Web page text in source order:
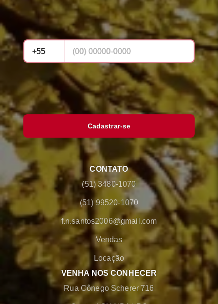
Cadastrar-se
CONTATO
(51) 3480-1070
(51) 99520-1070
f.n.santos2006@gmail.com
Vendas
Locação
VENHA NOS CONHECER
Rua Cônego Scherer 716